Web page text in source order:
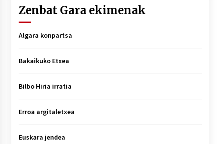
Zenbat Gara ekimenak
Algara konpartsa
Bakaikuko Etxea
Bilbo Hiria irratia
Erroa argitaletxea
Euskara jendea